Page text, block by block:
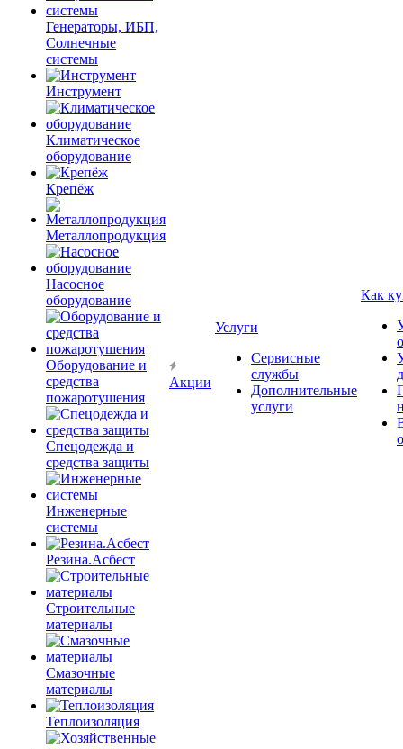
Генераторы, ИБП,
Солнечные
системы
Инструмент
Климатическое
оборудование
Крепёж
Металлопродукция
Насосное
оборудование
Оборудование и
средства
пожаротушения
Спецодежда и
средства защиты
Инженерные
системы
Резина.Асбест
Строительные
материалы
Смазочные
материалы
Теплоизоляция
Акции
Услуги
Сервисные
службы
Дополнительные
услуги
Как